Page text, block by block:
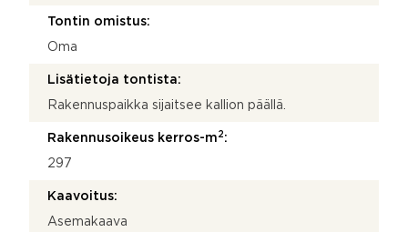
Tontin omistus:
Oma
Lisätietoja tontista:
Rakennuspaikka sijaitsee kallion päällä.
Rakennusoikeus kerros-m 2 :
297
Kaavoitus:
Asemakaava